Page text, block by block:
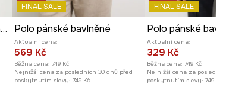
Polo pánské bavlněné s elastanem
FINAL SALE
Polo pánské bavlněné
Aktuální cena:
569 Kč
Běžná cena: 749 Kč
Nejnižší cena za posledních 30 dnů před
poskytnutím slevy: 749 Kč
FINAL SALE
Aktuální cena:
329 Kč
Běžná cena: 749 Kč
Nejnižší cena za posledních 30
poskytnutím slevy: 749 Kč